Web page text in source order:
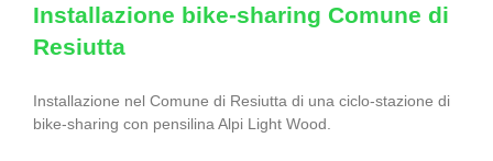
Installazione bike-sharing Comune di
Resiutta
Installazione nel Comune di Resiutta di una ciclo-stazione di
bike-sharing con pensilina Alpi Light Wood.